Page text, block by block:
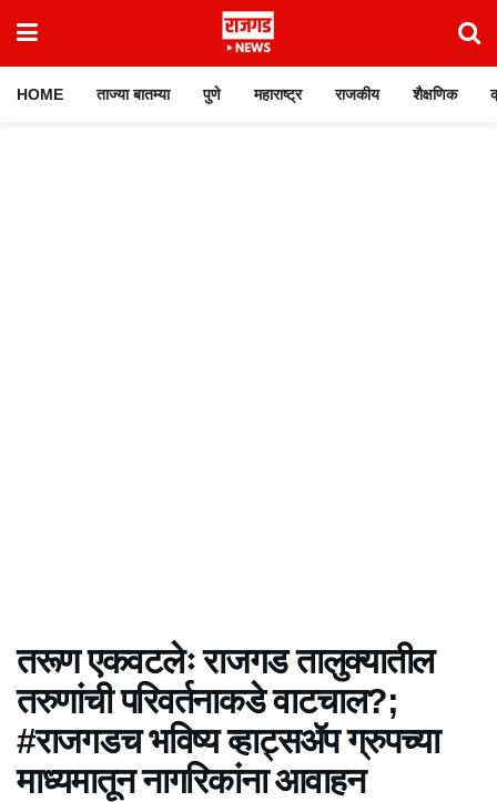
HOME ताज्या बातम्या पुणे महाराष्ट्र राजकीय शैक्षणिक
तरूण एकवटलेः राजगड तालुक्यातील
तरुणांची परिवर्तनाकडे वाटचाल?;
#राजगडच भविष्य व्हाट्सॲप ग्रुपच्या
माध्यमातून नागरिकांना आवाहन